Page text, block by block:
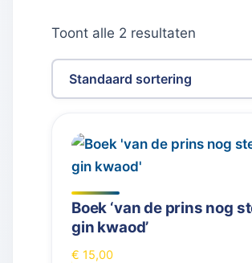
Toont alle 2 resultaten
Boek ‘van de prins nog
gin kwaod’
€ 15,00